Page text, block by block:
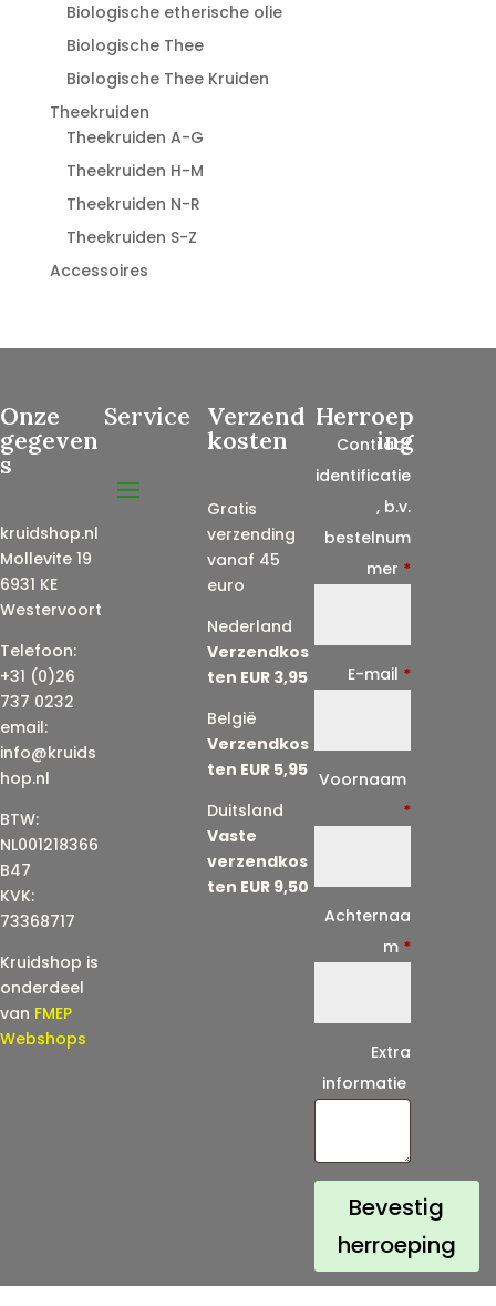
Biologische etherische olie
Biologische Thee
Biologische Thee Kruiden
Theekruiden
Theekruiden A-G
Theekruiden H-M
Theekruiden N-R
Theekruiden S-Z
Accessoires
Onze
gegeven
s
kruidshop.nl
Mollevite 19
6931 KE
Westervoort
Telefoon:
+31 (0)26
737 0232
email:
info@kruids
hop.nl
BTW:
NL001218366
B47
KVK:
73368717
Kruidshop is
onderdeel
van FMEP
Webshops
Service Verzend
kosten
Gratis
verzending
vanaf 45
euro
Nederland
Verzendkos
ten EUR 3,95
België
Verzendkos
ten EUR 5,95
Duitsland
Vaste
verzendkos
ten EUR 9,50
Herroep
ing
Contract
identificatie
, b.v.
bestelnum
mer *
E-mail *
l
)
*
Voornaam
*
Achternaa
m *
Extra
informatie
Bevestig
herroeping